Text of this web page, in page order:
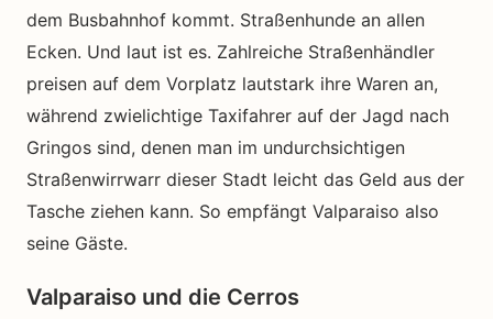
dem Busbahnhof kommt. Straßenhunde an allen
Ecken. Und laut ist es. Zahlreiche Straßenhändler
preisen auf dem Vorplatz lautstark ihre Waren an,
während zwielichtige Taxifahrer auf der Jagd nach
Gringos sind, denen man im undurchsichtigen
Straßenwirrwarr dieser Stadt leicht das Geld aus der
Tasche ziehen kann. So empfängt Valparaiso also
seine Gäste.
Valparaiso und die Cerros